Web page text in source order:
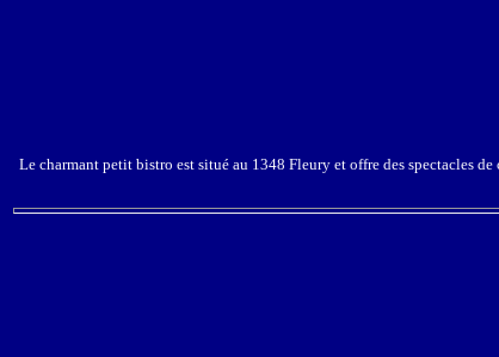
Le charmant petit bistro est situé au 1348 Fleury et offre des spectacles